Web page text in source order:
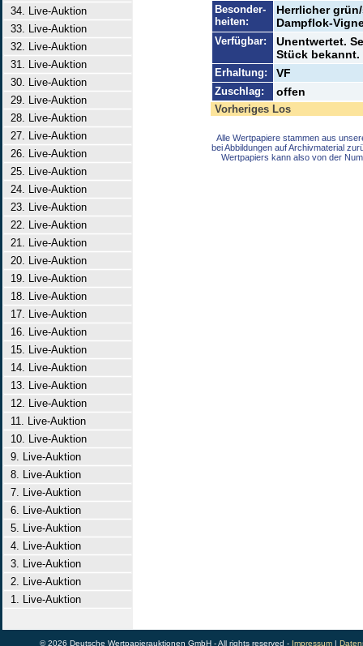
34. Live-Auktion
33. Live-Auktion
32. Live-Auktion
31. Live-Auktion
30. Live-Auktion
29. Live-Auktion
28. Live-Auktion
27. Live-Auktion
26. Live-Auktion
25. Live-Auktion
24. Live-Auktion
23. Live-Auktion
22. Live-Auktion
21. Live-Auktion
20. Live-Auktion
19. Live-Auktion
18. Live-Auktion
17. Live-Auktion
16. Live-Auktion
15. Live-Auktion
14. Live-Auktion
13. Live-Auktion
12. Live-Auktion
11. Live-Auktion
10. Live-Auktion
9. Live-Auktion
8. Live-Auktion
7. Live-Auktion
6. Live-Auktion
5. Live-Auktion
4. Live-Auktion
3. Live-Auktion
2. Live-Auktion
1. Live-Auktion
Besonder-
heiten:
Herrlicher
Dampflok-
Verfügbar:
Unentwertet.
Stück bekannt.
Erhaltung: VF
Zuschlag: offen
Vorheriges Los
Alle Wertpapiere stammen aus
bei Abbildungen auf Archivmaterial
Wertpapiers kann also von der
© 2026 Deutsche Wertpapierauktionen GmbH - All rights reserved - Impressum|